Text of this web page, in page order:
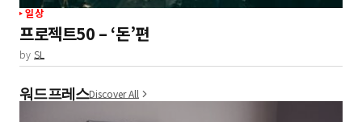
일상
프로젝트50 – ‘돈’편
by SL
워드프레스Discover All